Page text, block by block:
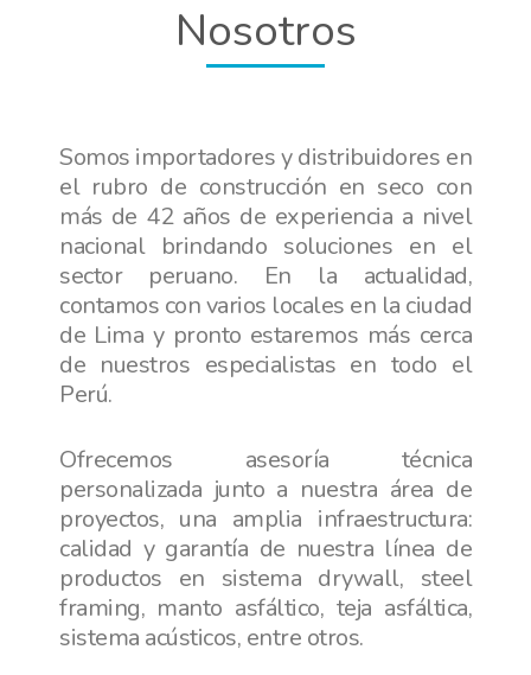
Nosotros
Somos importadores y distribuidores en
el rubro de construcción en seco con
más de 42 años de experiencia a nivel
nacional brindando soluciones en el
sector peruano. En la actualidad,
contamos con varios locales en la ciudad
de Lima y pronto estaremos más cerca
de nuestros especialistas en todo el
Perú.
Ofrecemos asesoría técnica
personalizada junto a nuestra área de
proyectos, una amplia infraestructura:
calidad y garantía de nuestra línea de
productos en sistema drywall, steel
framing, manto asfáltico, teja asfáltica,
sistema acústicos, entre otros.